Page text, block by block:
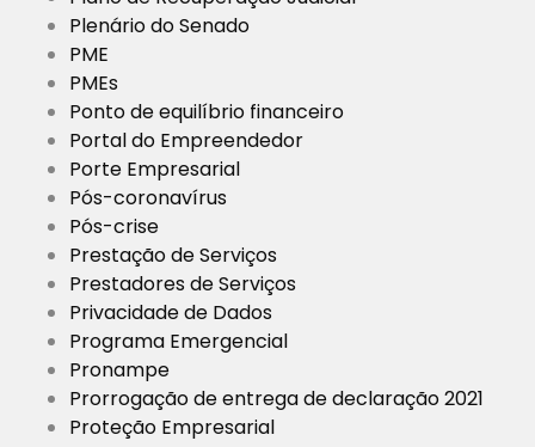
Plenário do Senado
PME
PMEs
Ponto de equilíbrio financeiro
Portal do Empreendedor
Porte Empresarial
Pós-coronavírus
Pós-crise
Prestação de Serviços
Prestadores de Serviços
Privacidade de Dados
Programa Emergencial
Pronampe
Prorrogação de entrega de declaração 2021
Proteção Empresarial